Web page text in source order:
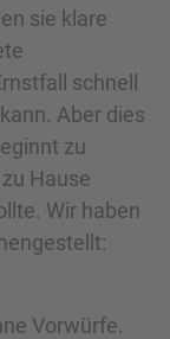
sie klare
schnell
Aber dies
zu
Hause
Wir haben
Vorwürfe.